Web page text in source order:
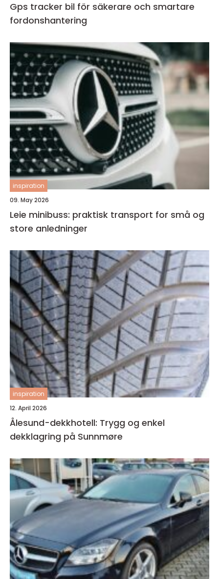
Gps tracker bil för säkerare och smartare
fordonshantering
inspiration
09. May 2026
Leie minibuss: praktisk transport for små og
store anledninger
inspiration
12. April 2026
Ålesund-dekkhotell: Trygg og enkel
dekklagring på Sunnmøre